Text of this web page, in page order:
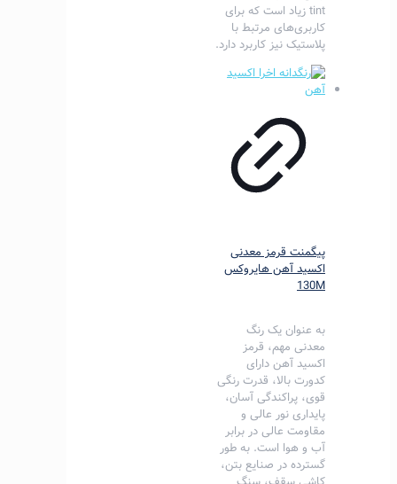
tint زیاد است که برای
کاربری‌های مرتبط با
پلاستیک نیز کاربرد دارد.
پیگمنت قرمز معدنی
اکسید آهن هایروکس
130M
به عنوان یک رنگ
معدنی مهم، قرمز
اکسید آهن دارای
کدورت بالا، قدرت رنگی
قوی، پراکندگی آسان،
پایداری نور عالی و
مقاومت عالی در برابر
آب و هوا است. به طور
گسترده در صنایع بتن،